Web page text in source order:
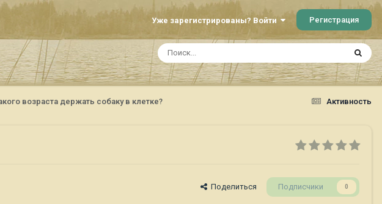
Уже зарегистрированы? Войти Регистрация
Активность
возраста держать собаку в клетке?
Поделиться Подписчики 0